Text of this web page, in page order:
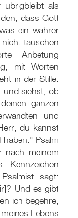
als
dass Gott
ein wahrer
täuschen
Anbetung
mit Worten
in der Stille.
und siehst, ob
ganzen
und
du kannst
haben." Psalm
nach meinem
Kennzeichen
sagt:
Und es gibt
ich begehre,
Lebens